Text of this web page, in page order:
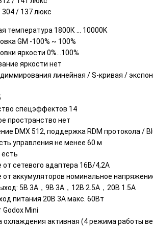
304 / 137 люкс
температура 1800К … 10000K
GM -100% ~ 100%
яркости 0%...100%
яркости нет
линейная / S-кривая /
спецэффектов 14
пространство нет
DMX 512, поддержка RDM протокола /
управления не менее 60 м
есть
от сетевого адаптера 16В/4,2А
от аккумуляторов номинальное
5В 3A，9В 3A，12В 2.5A，20В 1.5A
питания 20В 3А макс. 60Вт
Godox Mini
охлаждения активная (4 режима работы